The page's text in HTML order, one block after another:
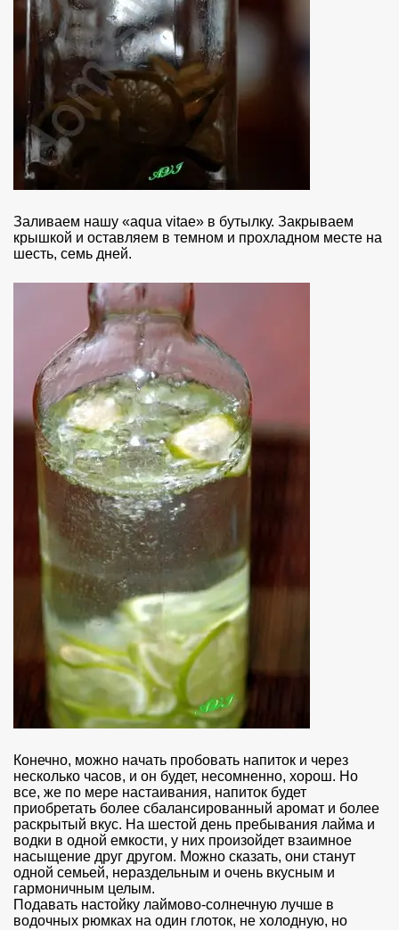
Заливаем нашу «aqua vitae» в бутылку. Закрываем
крышкой и оставляем в темном и прохладном месте на
шесть, семь дней.
Конечно, можно начать пробовать напиток и через
несколько часов, и он будет, несомненно, хорош. Но
все, же по мере настаивания, напиток будет
приобретать более сбалансированный аромат и более
раскрытый вкус. На шестой день пребывания лайма и
водки в одной емкости, у них произойдет взаимное
насыщение друг другом. Можно сказать, они станут
одной семьей, нераздельным и очень вкусным и
гармоничным целым.
Подавать настойку лаймово-солнечную лучше в
водочных рюмках на один глоток, не холодную, но